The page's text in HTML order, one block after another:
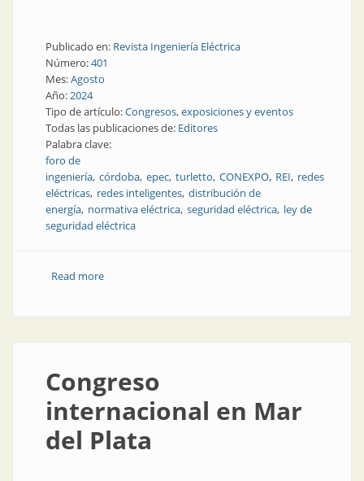
Publicado en: Revista Ingeniería Eléctrica
Número:401
Mes:Agosto
Año:2024
Tipo de artículo:Congresos, exposiciones y eventos
Todas las publicaciones de: Editores
Palabra clave:
foro de
ingeniería córdoba epec turletto CONEXPO REI redes
eléctricas redes inteligentes distribución de
energía normativa eléctrica seguridad eléctrica ley de
seguridad eléctrica
Read moreabout Soluciones y claves de la innovación en energía:
Congreso
internacional en Mar
del Plata